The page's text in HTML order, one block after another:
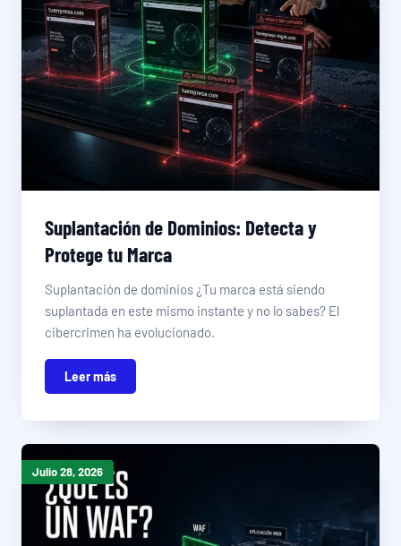
Suplantación de Dominios: Detecta y
Protege tu Marca
Suplantación de dominios ¿Tu marca está siendo
suplantada en este mismo instante y no lo sabes? El
cibercrimen ha evolucionado.
Leer más
Julio 28, 2026